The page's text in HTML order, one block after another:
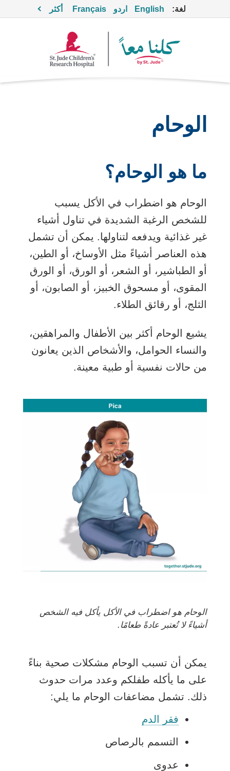
لغة: English اردو Français أكثر
الوحام
ما هو الوحام؟
الوحام هو اضطراب في الأكل يسبب
للشخص الرغبة الشديدة في تناول أشياء
غير غذائية ويدفعه لتناولها. يمكن أن تشمل
هذه العناصر أشياءً مثل الأوساخ، أو الطين،
أو الطباشير، أو الشعر، أو الورق، أو الورق
المقوى، أو مسحوق الخبيز، أو الصابون، أو
الثلج، أو رقائق الطلاء.
يشيع الوحام أكثر بين الأطفال والمراهقين،
والنساء الحوامل، والأشخاص الذين يعانون
من حالات نفسية أو طبية معينة.
الوحام هو اضطراب في الأكل يأكل فيه الشخص
أشياءً لا تُعتبر عادةً طعامًا.
يمكن أن تسبب الوحام مشكلات صحية بناءً
على ما يأكله طفلكم وعدد مرات حدوث
ذلك. تشمل مضاعفات الوحام ما يلي:
فقر الدم
التسمم بالرصاص
عدوى